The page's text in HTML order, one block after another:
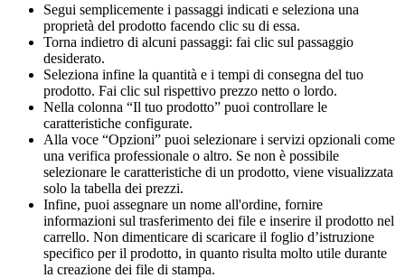
Segui semplicemente i passaggi indicati e seleziona una
proprietà del prodotto facendo clic su di essa.
Torna indietro di alcuni passaggi: fai clic sul passaggio
desiderato.
Seleziona infine la quantità e i tempi di consegna del tuo
prodotto. Fai clic sul rispettivo prezzo netto o lordo.
Nella colonna “Il tuo prodotto” puoi controllare le
caratteristiche configurate.
Alla voce “Opzioni” puoi selezionare i servizi opzionali come
una verifica professionale o altro. Se non è possibile
selezionare le caratteristiche di un prodotto, viene visualizzata
solo la tabella dei prezzi.
Infine, puoi assegnare un nome all'ordine, fornire
informazioni sul trasferimento dei file e inserire il prodotto nel
carrello. Non dimenticare di scaricare il foglio d’istruzione
specifico per il prodotto, in quanto risulta molto utile durante
la creazione dei file di stampa.